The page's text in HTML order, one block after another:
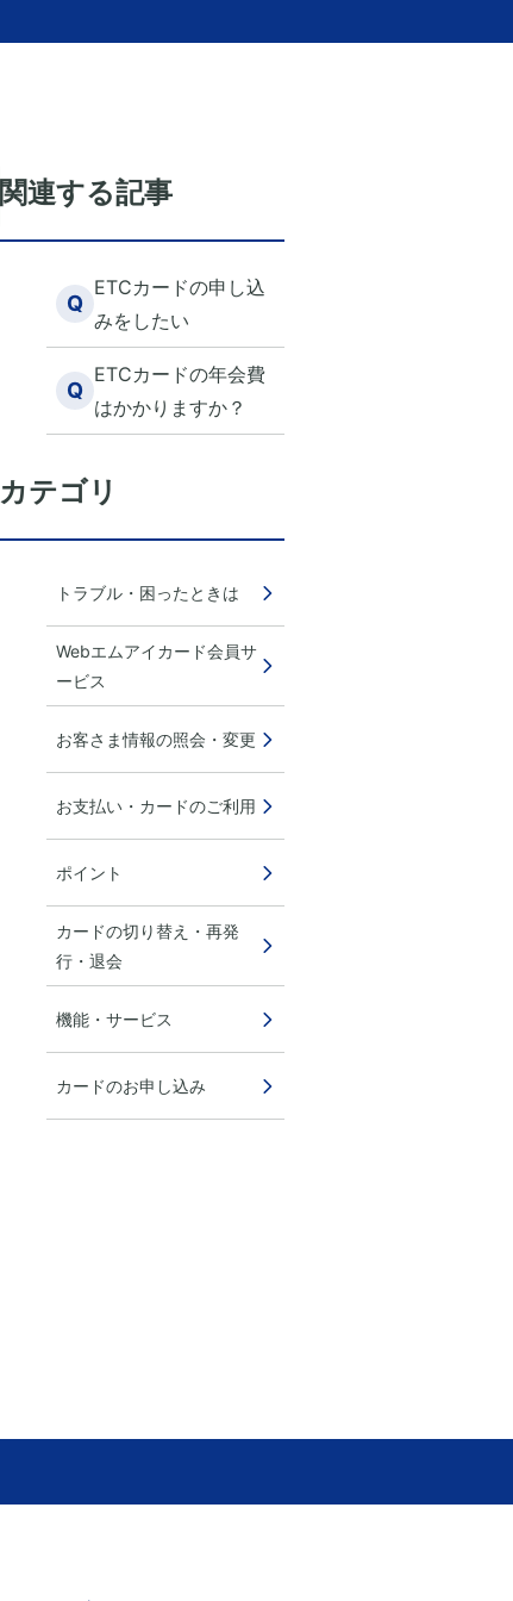
関連する記事
Q
ETCカードの申し込
みをしたい
Q
ETCカードの年会費
はかかりますか？
カテゴリ
トラブル・困ったときは
Webエムアイカード会員サ
ービス
お客さま情報の照会・変更
お支払い・カードのご利用
ポイント
カードの切り替え・再発
行・退会
機能・サービス
カードのお申し込み